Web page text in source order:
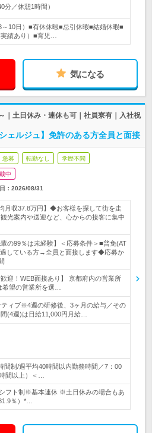
分／休憩1時間）
10日）■有休休暇■忌引休暇■結婚休暇■
績あり）■育児…
気になる
｜土日休み・連休も可｜社員寮有｜入社祝
ェルジュ】免許のある方全員と面接
急募 転勤なし 学歴不問
中
： 2026/08/31
月収37.8万円】◆お客様を探して街を走
光案内や送迎など、心からの接客に集中
輩の99％は未経験】＜応募条件＞■普免(AT
している方→全員と面接します◆応募か
歓迎！WEB面接あり】 京都府内の営業所
望の営業所を選…
ティブ※4週の研修後、3ヶ月の給与／その
(4週)は日給11,000円月給…
間制/週平均40時間以内勤務時間／7：00
間以上）＜…
フト制※基本連休 ※土日休みの場合もあ
％）*…